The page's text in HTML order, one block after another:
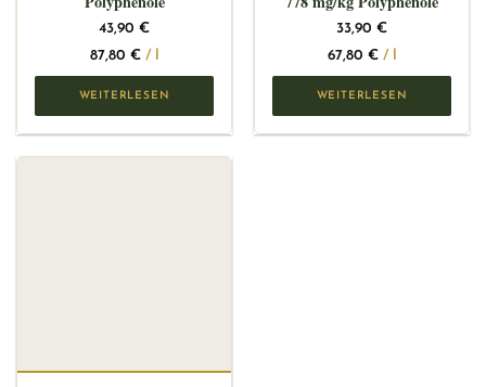
43,90 €
87,80 €/
WEITERLESEN
33,90 €
67,80 €/
WEITERLESEN